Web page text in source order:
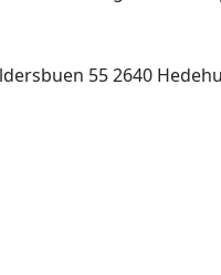
55 2640